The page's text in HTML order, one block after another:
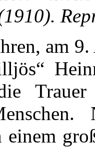
am
einem